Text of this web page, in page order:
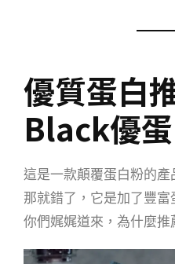
優質蛋白
Black優
這是一款顛覆蛋白粉的產
那就錯了，它是加了豐
你們娓娓道來，為什麼推